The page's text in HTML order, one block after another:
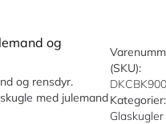
og
og rensdyr.
med julemand
(SKU):
Kategorier:
Glaskugler